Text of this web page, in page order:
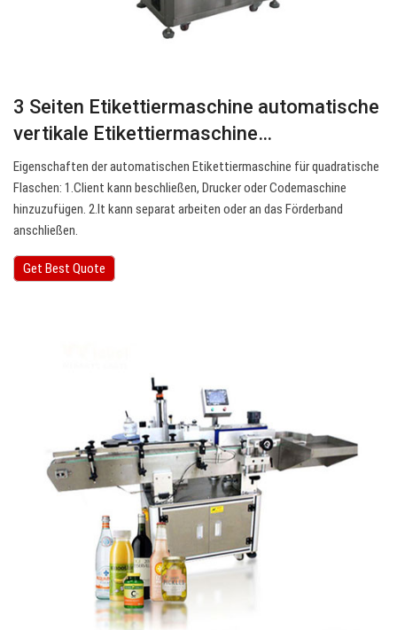
3 Seiten Etikettiermaschine automatische
vertikale Etikettiermaschine…
Eigenschaften der automatischen Etikettiermaschine für quadratische
Flaschen: 1.Client kann beschließen, Drucker oder Codemaschine
hinzuzufügen. 2.It kann separat arbeiten oder an das Förderband
anschließen.
Get Best Quote